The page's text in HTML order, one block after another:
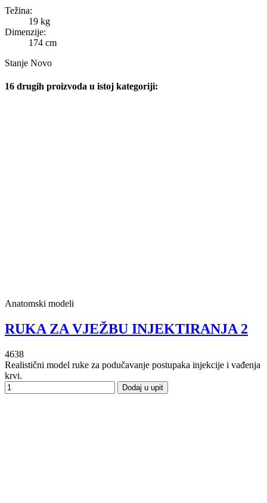
Težina:
19 kg
Dimenzije:
174 cm
Stanje Novo
16 drugih proizvoda u istoj kategoriji:
Anatomski modeli
RUKA ZA VJEŽBU INJEKTIRANJA 2
4638
Realistični model ruke za podučavanje postupaka injekcije i vađenja
krvi.
Dodaj u upit